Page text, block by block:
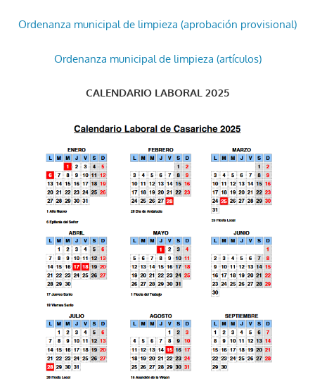
Ordenanza municipal de limpieza (aprobación provisional)
Ordenanza municipal de limpieza (artículos)
CALENDARIO LABORAL 2025